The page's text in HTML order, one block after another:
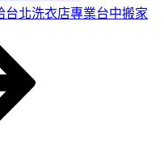
北洗衣店專業台中搬家